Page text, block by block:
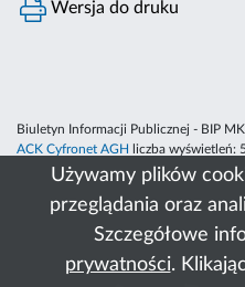
Używamy plików
przeglądania oraz
Szczegółowe
prywatności.
Wersja do druku
Biuletyn Informacji Publicznej - BIP
ACK Cyfronet AGH
liczba wyświetleń: